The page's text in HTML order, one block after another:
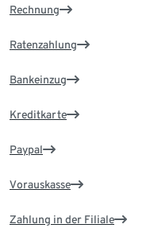
Rechnung
Ratenzahlung
Bankeinzug
Kreditkarte
Paypal
Vorauskasse
Zahlung in der Filiale